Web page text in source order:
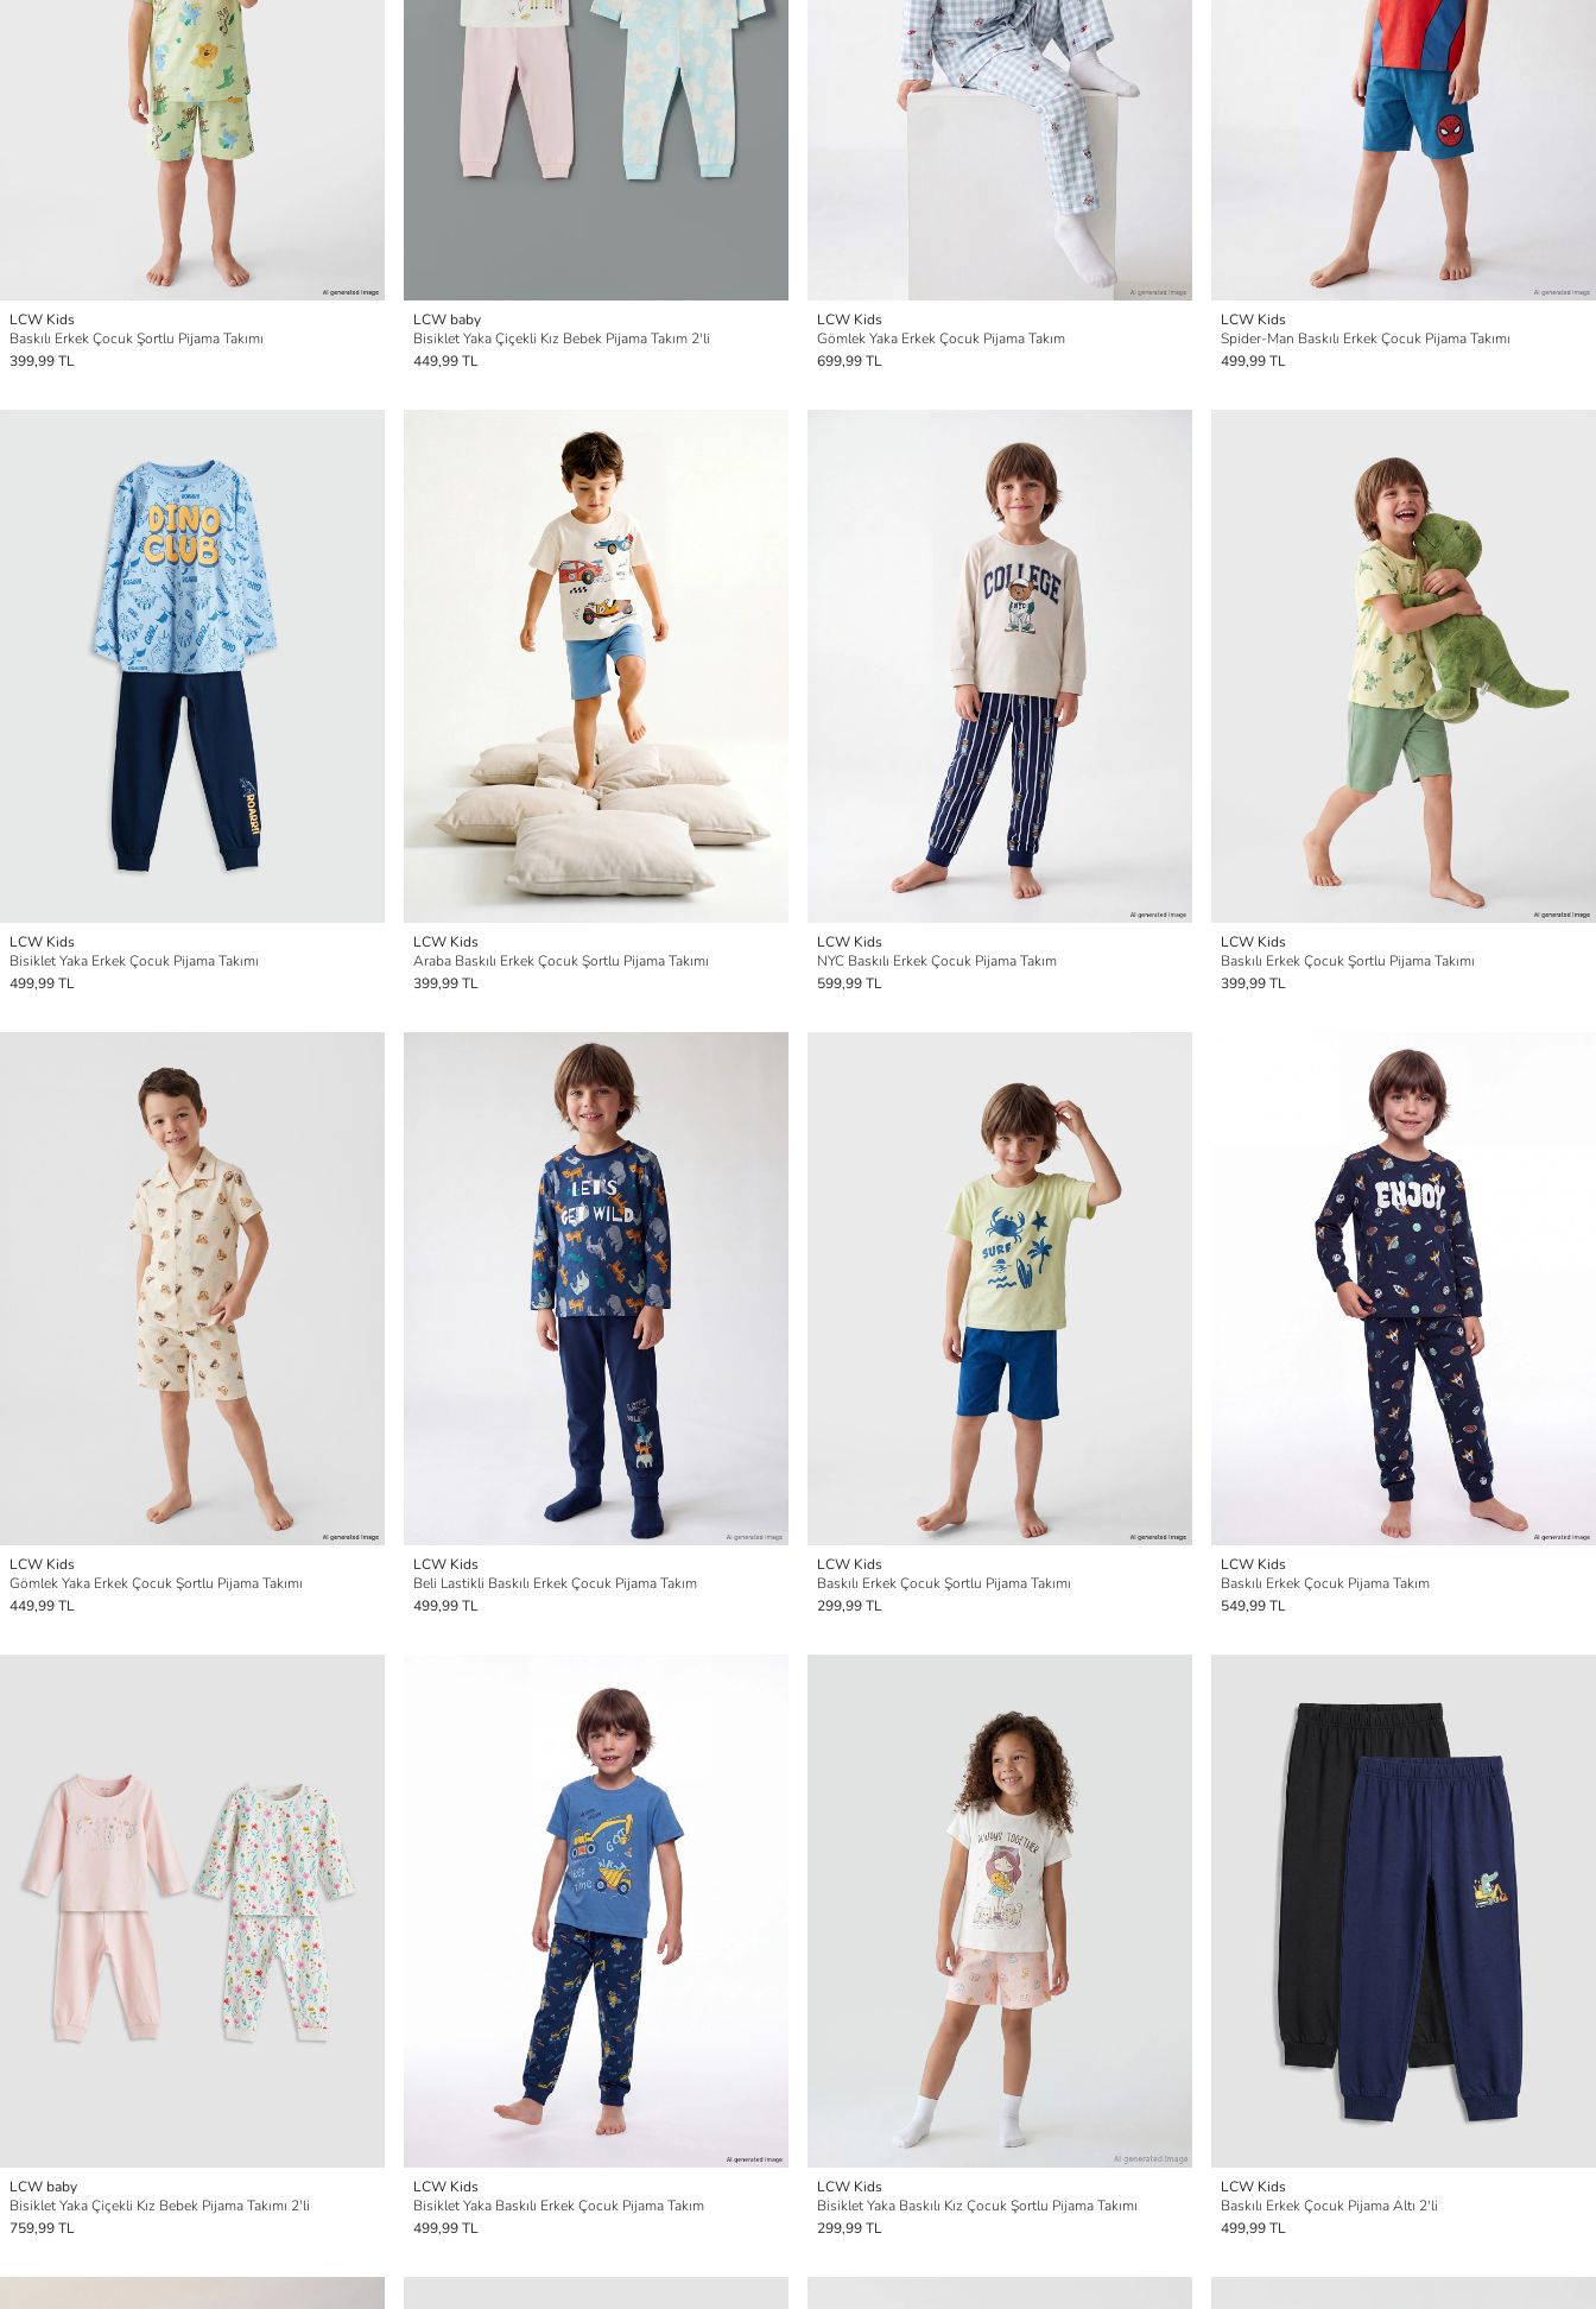
LCW Kids
Baskılı Erkek Çocuk Şortlu Pijama Takımı
399,99 TL
LCW baby
Bisiklet Yaka Çiçekli Kız Bebek Pijama Takım 2'li
449,99 TL
LCW Kids
Gömlek Yaka Erkek Çocuk Pijama Takım
699,99 TL
LCW Kids
Spider-Man Baskılı Erkek Çocuk Pijama Takımı
499,99 TL
LCW Kids
Bisiklet Yaka Erkek Çocuk Pijama Takımı
499,99 TL
LCW Kids
Araba Baskılı Erkek Çocuk Şortlu Pijama Takımı
399,99 TL
LCW Kids
NYC Baskılı Erkek Çocuk Pijama Takım
599,99 TL
LCW Kids
Baskılı Erkek Çocuk Şortlu Pijama Takımı
399,99 TL
LCW Kids
Gömlek Yaka Erkek Çocuk Şortlu Pijama Takımı
449,99 TL
LCW Kids
Beli Lastikli Baskılı Erkek Çocuk Pijama Takım
499,99 TL
LCW Kids
Baskılı Erkek Çocuk Şortlu Pijama Takımı
299,99 TL
LCW Kids
Baskılı Erkek Çocuk Pijama Takım
549,99 TL
LCW baby
Bisiklet Yaka Çiçekli Kız Bebek Pijama Takımı 2'li
759,99 TL
LCW Kids
Bisiklet Yaka Baskılı Erkek Çocuk Pijama Takım
499,99 TL
LCW Kids
Bisiklet Yaka Baskılı Kız Çocuk Şortlu Pijama Takımı
299,99 TL
LCW Kids
Baskılı Erkek Çocuk Pijama Altı 2'li
499,99 TL